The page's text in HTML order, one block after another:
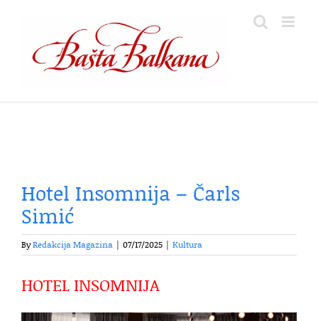
content
Hotel Insomnija – Čarls
Simić
ByRedakcija Magazina 07/17/2025 Kultura
HOTEL INSOMNIJA